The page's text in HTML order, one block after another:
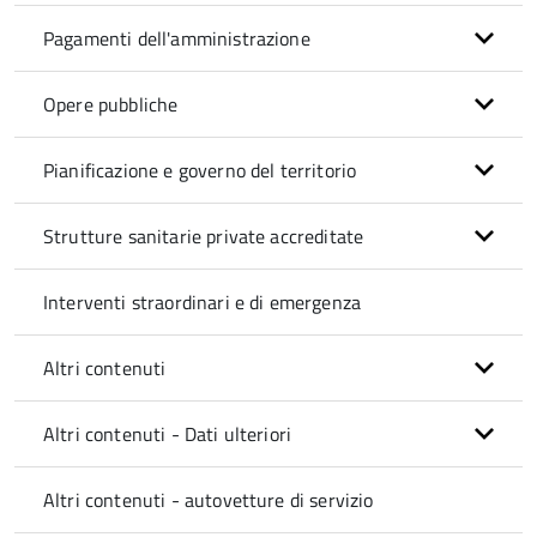
Pagamenti dell'amministrazione
Opere pubbliche
Pianificazione e governo del territorio
Strutture sanitarie private accreditate
Interventi straordinari e di emergenza
Altri contenuti
Altri contenuti - Dati ulteriori
Altri contenuti - autovetture di servizio